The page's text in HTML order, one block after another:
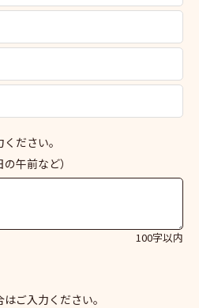
ださい。
午前など）
100字以内
ご入力ください。